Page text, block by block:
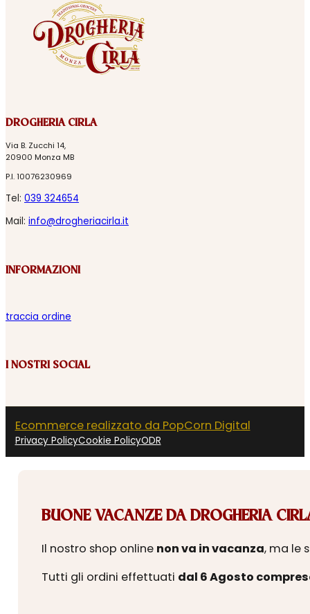
DROGHERIA CIRLA
Via B. Zucchi 14,
20900 Monza MB
P.I. 10076230969
Tel: 039 324654
Mail: info@drogheriacirla.it
INFORMAZIONI
traccia ordine
I NOSTRI SOCIAL
Ecommerce realizzato da PopCorn Digital
Privacy PolicyCookie PolicyODR
BUONE VACANZE DA DROGHERIA
Il nostro shop online non va in vacanza, ma le
Tutti gli ordini effettuati dal 6 Agosto